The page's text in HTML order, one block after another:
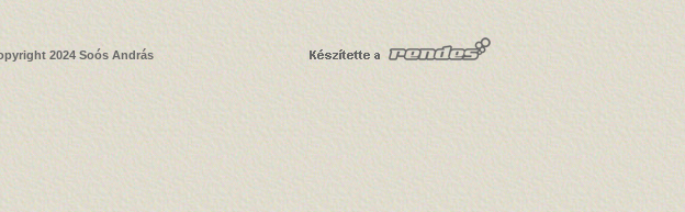
2024 Soós András